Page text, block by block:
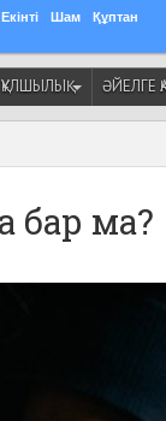
Екінті Шам Құптан
ҚҰЛШЫЛЫҚ ӘЙЕЛГЕ
бар ма?